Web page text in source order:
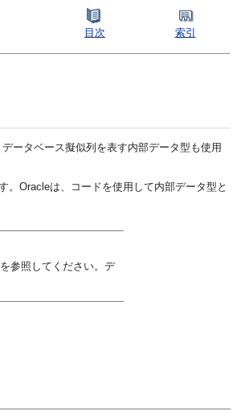
目次 索引
ータベース擬似列を表す内部データ型も使用
Oracleは、コードを使用して内部データ型と
を参照してください。デ